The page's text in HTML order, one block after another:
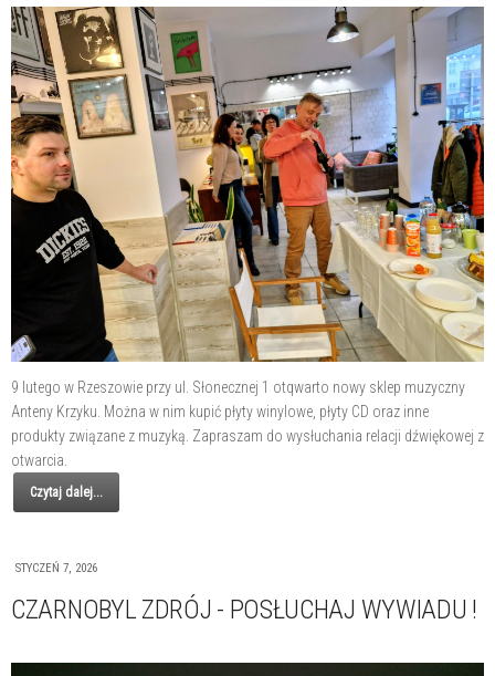
9 lutego w Rzeszowie przy ul. Słonecznej 1 otqwarto nowy sklep muzyczny
Anteny Krzyku. Można w nim kupić płyty winylowe, płyty CD oraz inne
produkty związane z muzyką. Zapraszam do wysłuchania relacji dźwiękowej z
otwarcia.
Czytaj dalej...
STYCZEŃ 7, 2026
CZARNOBYL ZDRÓJ - POSŁUCHAJ WYWIADU !